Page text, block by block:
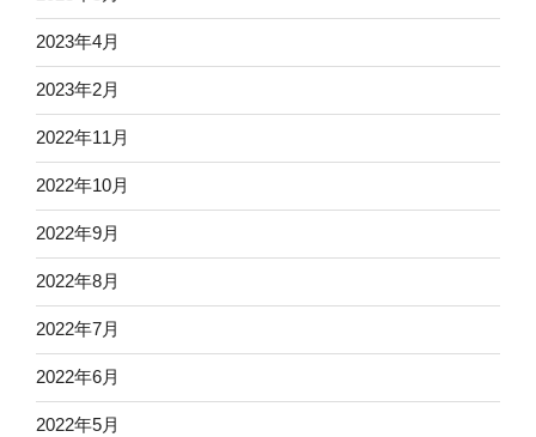
2023年4月
2023年2月
2022年11月
2022年10月
2022年9月
2022年8月
2022年7月
2022年6月
2022年5月